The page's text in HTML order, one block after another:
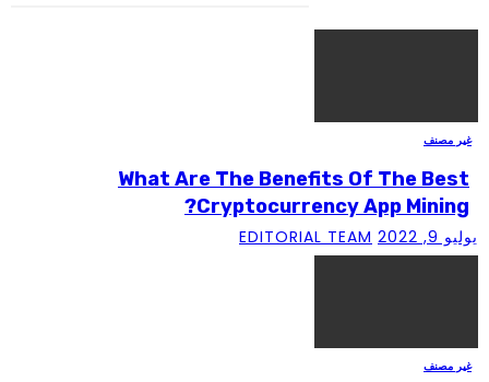
مصنف
What Are The Benefits Of The
Cryptocurrency App
2022
EDITORIAL TEAM
مصنف